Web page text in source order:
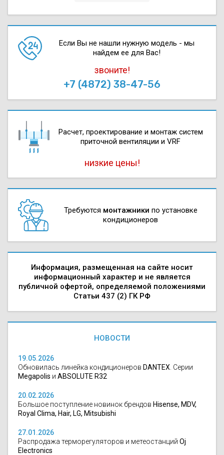
Если Вы не нашли нужную модель - мы
найдем ее для Вас!
звоните!
+7 (4872) 38-47-56
Расчет, проектирова­ние и монтаж систем
приточной вентиляции и VRF
низкие цены!
Требуются монтажники по установке
кондиционеров
Информация, размещенная на сайте носит
информационный характер и не является
публичной офертой, определяемой положениями
Статьи 437 (2) ГК РФ
НОВОСТИ
19.05.2026
Обновилась линейка кондиционеров DANTEX . Серии
Megapolis и ABSOLUTE R32
20.02.2026
Большое поступление новинок брендов Hisense, MDV,
Royal Clima, Hair, LG, Mitsubishi
27.01.2026
Распродажа терморегуляторов и метеостанций Oj
Electronics